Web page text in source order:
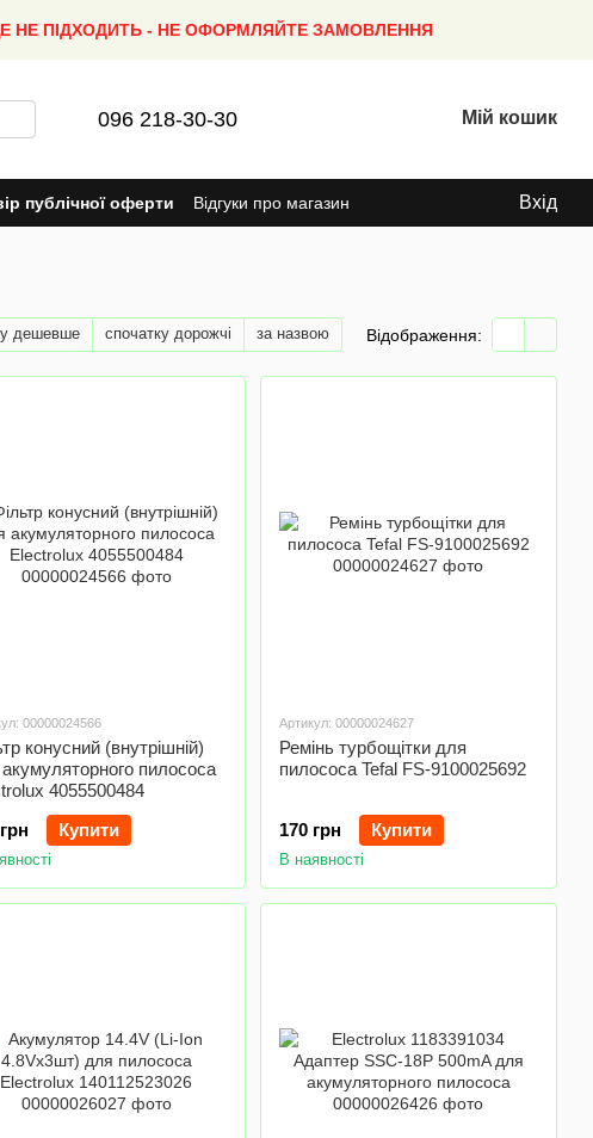
НЕ ПІДХОДИТЬ - НЕ ОФОРМЛЯЙТЕ ЗАМОВЛЕННЯ
096 218-30-30 Мій кошик
публічної оферти Відгуки про магазин Вхід
дешевше спочатку дорожчі за назвою Відображення:
00000024566
конусний (внутрішній)
пилососа
4055500484
Купити
Артикул: 00000024627
Ремінь турбощітки для
пилососа Tefal FS-9100025692
170 грн Купити
В наявності